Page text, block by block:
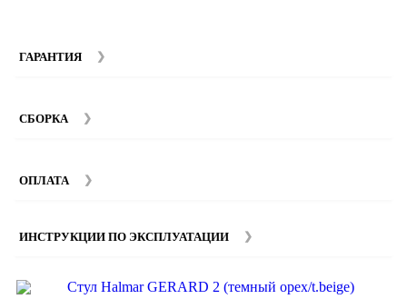
ГАРАНТИЯ
составляет 12 месяцев с момента покупки при
СБОРКА
Стоимость сборки зависит от количества и моделей
ОПЛАТА
ИНСТРУКЦИИ ПО ЭКСПЛУАТАЦИИ